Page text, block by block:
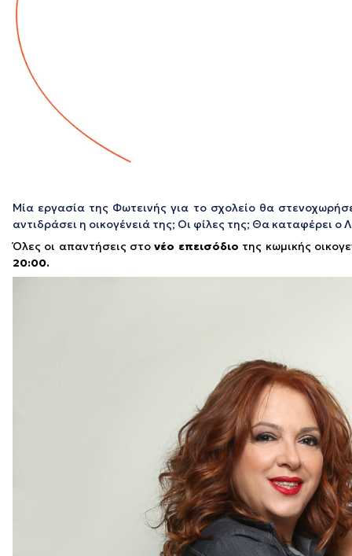
Μία εργασία της Φωτεινής για το σχολείο θα
αντιδράσει η οικογένειά της; Οι φίλες της; Θα καταφέρει
Όλες οι απαντήσεις στονέο επεισόδιο της κωμικής
20:00.